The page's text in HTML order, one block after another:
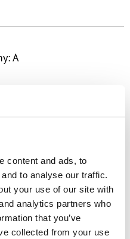
content and ads, to
to analyse our traffic.
your use of our site with
analytics partners who
that you’ve
collected from your use
A